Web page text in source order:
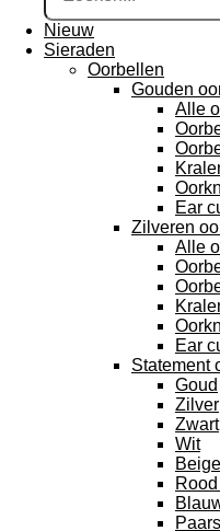
Nieuw
Sieraden
Oorbellen
Gouden
Alle
Ear
Zilveren
Alle
Ear
Statement
Goud
Zilver
Zwart
Wit